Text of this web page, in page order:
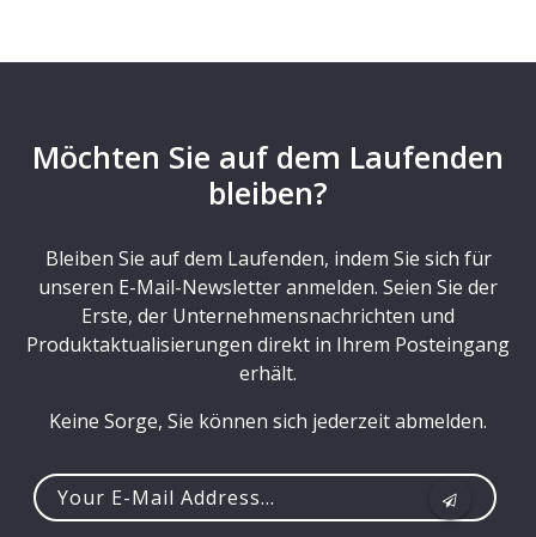
Möchten Sie auf dem Laufenden
bleiben?
Bleiben Sie auf dem Laufenden, indem Sie sich für
unseren E-Mail-Newsletter anmelden. Seien Sie der
Erste, der Unternehmensnachrichten und
Produktaktualisierungen direkt in Ihrem Posteingang
erhält.
Keine Sorge, Sie können sich jederzeit abmelden.